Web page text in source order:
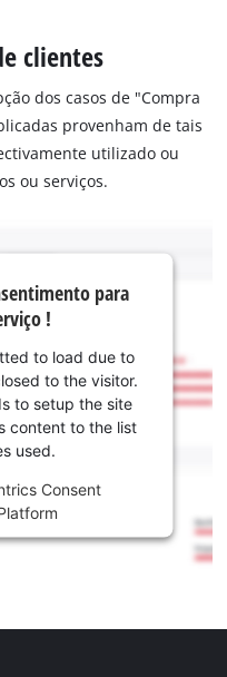
clientes
dos casos de "Compra
provenham de tais
utilizado ou
ou serviços.
para
!
to load due to
to the visitor.
to setup the site
content to the list
used.
Consent